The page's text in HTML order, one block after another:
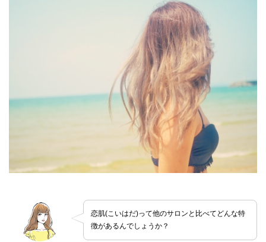
恋肌(こいはだ)って他のサロンと比べてどんな特
徴があるんでしょうか？